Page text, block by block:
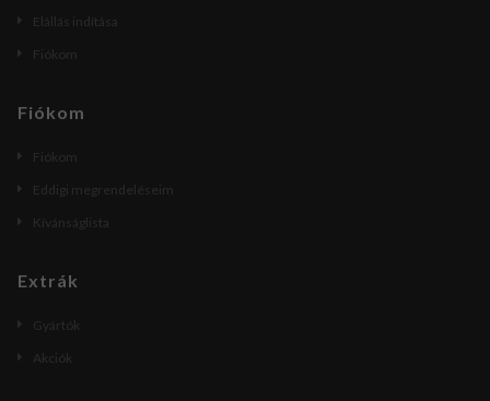
Elállás indítása
Fiókom
Fiókom
Fiókom
Eddigi megrendeléseim
Kívánságlista
Extrák
Gyártók
Akciók